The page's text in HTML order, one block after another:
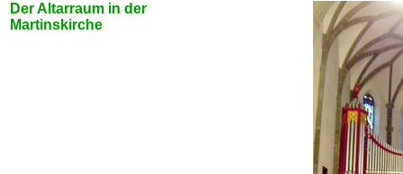
Der Altarraum in der
Martinskirche